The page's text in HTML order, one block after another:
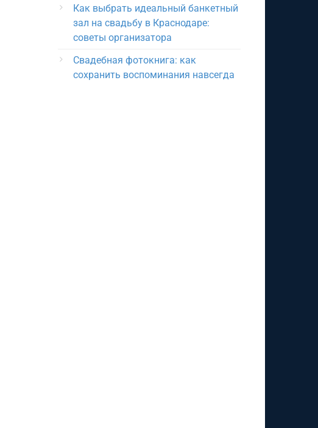
Как выбрать идеальный банкетный
зал на свадьбу в Краснодаре:
советы организатора
Свадебная фотокнига: как
сохранить воспоминания навсегда